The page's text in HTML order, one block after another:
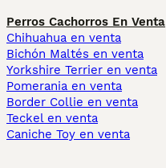
Perros Cachorros En Venta
Chihuahua en venta
Bichón Maltés en venta
Yorkshire Terrier en venta
Pomerania en venta
Border Collie en venta
Teckel en venta
Caniche Toy en venta